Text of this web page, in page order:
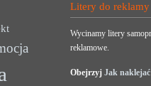
Litery do reklamy
Wycinamy litery
reklamowe.
ObejrzyjJak